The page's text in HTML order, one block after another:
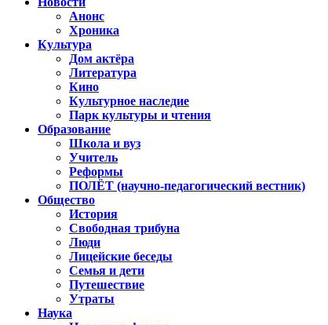
Анонс
Хроника
Культура
Дом актёра
Литература
Кино
Культурное наследие
Парк культуры и чтения
Образование
Школа и вуз
Учитель
Реформы
ПОЛЁТ (научно-педагогический вестник)
Общество
История
Свободная трибуна
Люди
Лицейские беседы
Семья и дети
Путешествие
Утраты
Наука